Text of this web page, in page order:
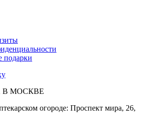
подарки
В МОСКВЕ
огороде: Проспект мира, 26,